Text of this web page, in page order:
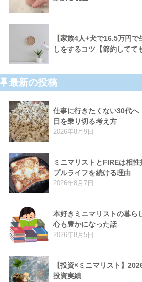
【家族4人+犬で16.5万円
しをするコツ【節約してて
最新の投稿
仕事に行きたくない30代へ
日を乗り切る考え方
2026年8月9日
ミニマリストとFIREは相
プルライフを続ける理由
2026年8月7日
本好きミニマリストの暮ら
心も豊かになった話
2026年8月5日
【投資×ミニマリスト】
投資実績